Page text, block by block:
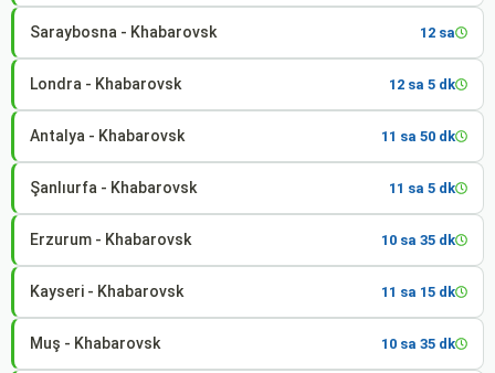
Saraybosna - Khabarovsk 12 sa
Londra - Khabarovsk 12 sa 5 dk
Antalya - Khabarovsk 11 sa 50 dk
Şanlıurfa - Khabarovsk 11 sa 5 dk
Erzurum - Khabarovsk 10 sa 35 dk
Kayseri - Khabarovsk 11 sa 15 dk
Muş - Khabarovsk 10 sa 35 dk